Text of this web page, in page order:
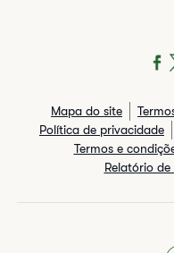
Mapa do site
Política de privacidade
Termos e
Relatório